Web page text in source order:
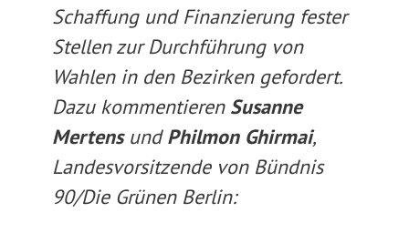
Schaffung und Finanzierung fester
Stellen zur Durchführung von
Wahlen in den Bezirken gefordert.
Dazu kommentieren Susanne
MertensundPhilmon Ghirmai,
Landesvorsitzende von Bündnis
90/Die Grünen Berlin: